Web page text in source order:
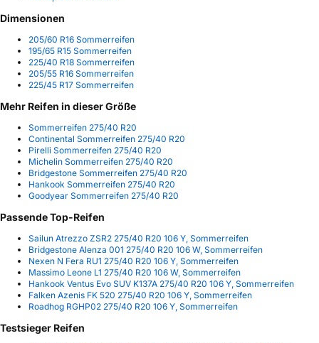
Dimensionen
205/60 R16 Sommerreifen
195/65 R15 Sommerreifen
225/40 R18 Sommerreifen
205/55 R16 Sommerreifen
225/45 R17 Sommerreifen
Mehr Reifen in dieser Größe
Sommerreifen 275/40 R20
Continental Sommerreifen 275/40 R20
Pirelli Sommerreifen 275/40 R20
Michelin Sommerreifen 275/40 R20
Bridgestone Sommerreifen 275/40 R20
Hankook Sommerreifen 275/40 R20
Goodyear Sommerreifen 275/40 R20
Passende Top-Reifen
Sailun Atrezzo ZSR2 275/40 R20 106 Y, Sommerreifen
Bridgestone Alenza 001 275/40 R20 106 W, Sommerreifen
Nexen N Fera RU1 275/40 R20 106 Y, Sommerreifen
Massimo Leone L1 275/40 R20 106 W, Sommerreifen
Hankook Ventus Evo SUV K137A 275/40 R20 106 Y, Sommerreifen
Falken Azenis FK 520 275/40 R20 106 Y, Sommerreifen
Roadhog RGHP02 275/40 R20 106 Y, Sommerreifen
Testsieger Reifen